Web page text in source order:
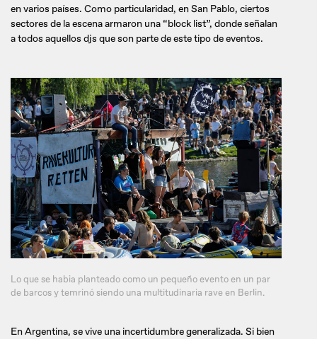
en varios países. Como particularidad, en San Pablo, ciertos
sectores de la escena armaron una “block list”, donde señalan
a todos aquellos djs que son parte de este tipo de eventos.
Lo que se habia planteado como un pequeño evento en un par
de barcos y temrinó siendo una multitudinaria rave en Berlin.
En Argentina, se vive una incertidumbre generalizada. Si bien